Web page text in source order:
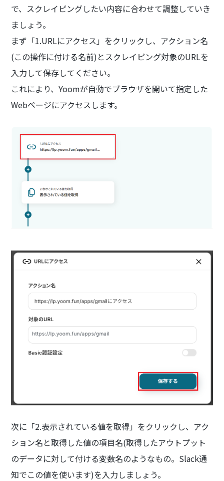
で、スクレイピングしたい内容に合わせて調整していき
ましょう。
まず「1.URLにアクセス」をクリックし、アクション名
(この操作に付ける名前)とスクレイピング対象のURLを
入力して保存してください。
これにより、Yoomが自動でブラウザを開いて指定した
Webページにアクセスします。
次に「2.表示されている値を取得」をクリックし、アク
ション名と取得した値の項目名(取得したアウトプット
のデータに対して付ける変数名のようなもの。Slack通
知でこの値を使います)を入力しましょう。